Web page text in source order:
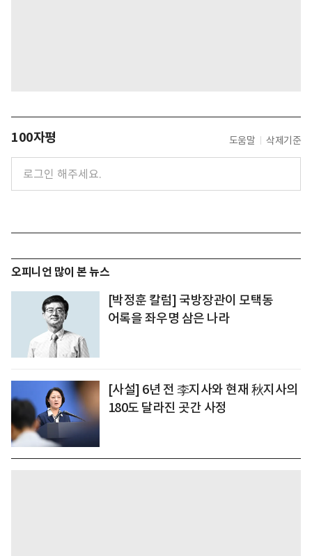
100자평 도움말 삭제기준
오피니언 많이 본 뉴스
[박정훈 칼럼] 국방장관이 모택동
어록을 좌우명 삼은 나라
[사설] 6년 전 李지사와 현재 秋지사의
180도 달라진 곳간 사정